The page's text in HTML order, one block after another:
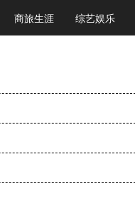
商旅生涯 综艺娱乐